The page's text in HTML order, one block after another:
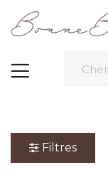
Filtres